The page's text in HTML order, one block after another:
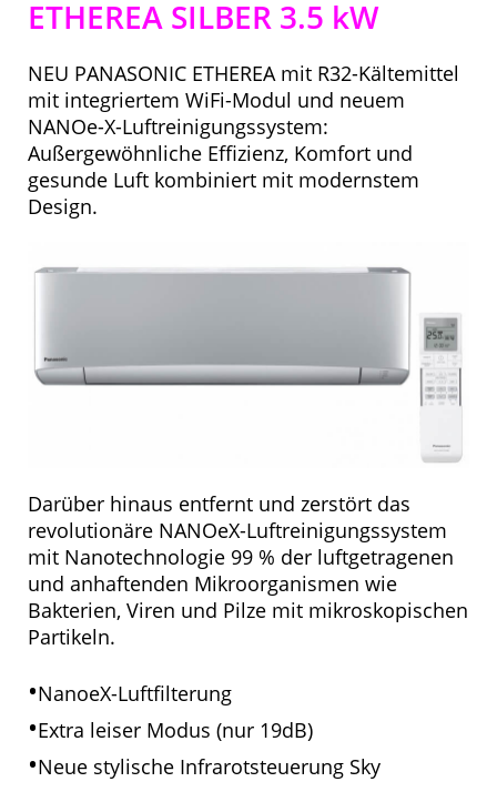
ETHEREA SILBER 3.5 kW
NEU PANASONIC ETHEREA mit R32-Kältemittel
mit integriertem WiFi-Modul und neuem
NANOe-X-Luftreinigungssystem:
Außergewöhnliche Effizienz, Komfort und
gesunde Luft kombiniert mit modernstem
Design.
Darüber hinaus entfernt und zerstört das
revolutionäre NANOeX-Luftreinigungssystem
mit Nanotechnologie 99 % der luftgetragenen
und anhaftenden Mikroorganismen wie
Bakterien, Viren und Pilze mit mikroskopischen
Partikeln.
•NanoeX-Luftfilterung
•Extra leiser Modus (nur 19dB)
•Neue stylische Infrarotsteuerung Sky